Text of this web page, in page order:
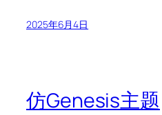
2025年6月4日
仿Genesis主题